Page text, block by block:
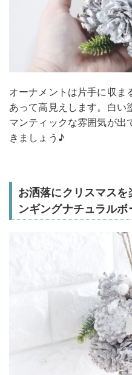
オーナメントは片手に収ま
あって高見えします。白い
マンティックな雰囲気が
きましょう♪
お洒落にクリスマス
ンギングナチュラルボ